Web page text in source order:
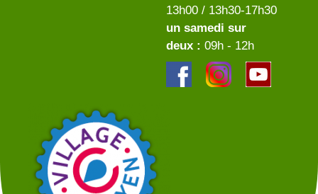
13h00 / 13h30-17h30
un samedi sur
deux : 09h - 12h